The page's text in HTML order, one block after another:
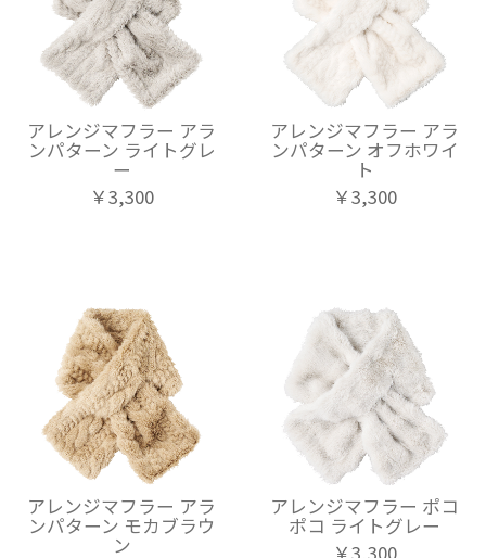
アレンジマフラー アラ
ンパターン ライトグレ
ー
￥3,300
アレンジマフラー アラ
ンパターン オフホワイ
ト
￥3,300
アレンジマフラー アラ
ンパターン モカブラウ
ン
アレンジマフラー ポコ
ポコ ライトグレー
￥3,300